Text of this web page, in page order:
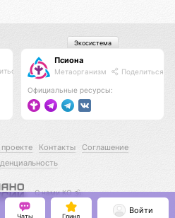
Псиона
Метаорганизм Поделиться
Официальные ресурсы:
Экосистема
Контакты
Соглашение
С нами КО 🕉️
Чаты Гринд
Войти